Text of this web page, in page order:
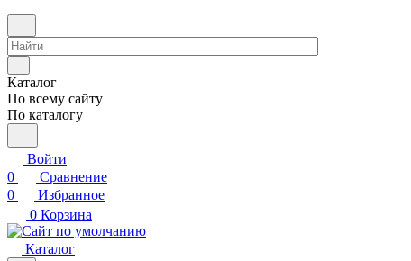
Каталог
По всему сайту
По каталогу
Войти
0
Сравнение
0
Избранное
0 Корзина
Каталог